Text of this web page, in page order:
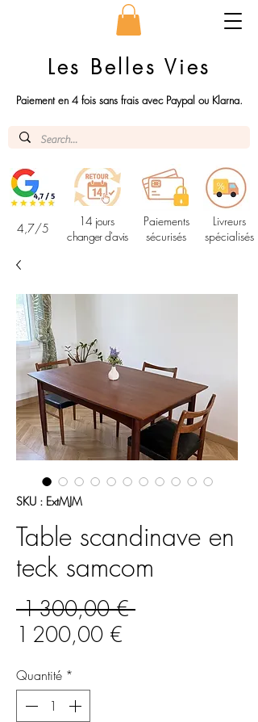
Les Belles Vies
Paiement en 4 fois sans frais avec Paypal ou Klarna.
4,7/5
14 jours
changer d'avis
Paiements
sécurisés
Livreurs
spécialisés
SKU : ExtMJM
Table scandinave en
teck samcom
1 300,00 € Prix
1 200,00 €
Quantité *